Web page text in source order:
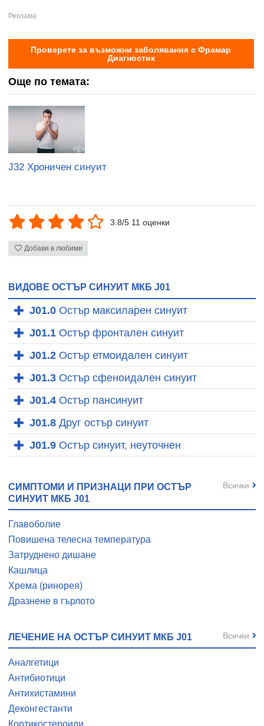
Проверете за възможни заболявания с Фрамар
Диагностик
Още по темата:
J32 Хроничен синуит
3.8/5 11 оценки
Добави в любими
ВИДОВЕ ОСТЪР СИНУИТ МКБ J01
J01.0 Остър максиларен синуит
J01.1 Остър фронтален синуит
J01.2 Остър етмоидален синуит
J01.3 Остър сфеноидален синуит
J01.4 Остър пансинуит
J01.8 Друг остър синуит
J01.9 Остър синуит, неуточнен
СИМПТОМИ И ПРИЗНАЦИ ПРИ ОСТЪР
СИНУИТ МКБ J01
Главоболие
Повишена телесна температура
Затруднено дишане
Кашлица
Хрема (ринорея)
Дразнене в гърлото
Всички
ЛЕЧЕНИЕ НА ОСТЪР СИНУИТ МКБ J01
Аналгетици
Антибиотици
Антихистамини
Деконгестанти
Кортикостероиди
Всички